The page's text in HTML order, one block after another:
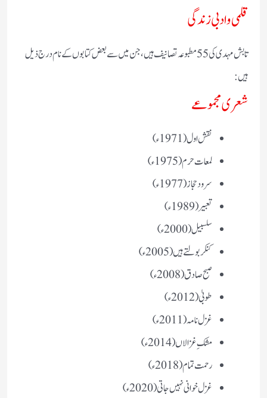
قلمی و ادبی زندگی
تابش مہدی کی 55 مطبوعہ تصانیف ہیں، جن میں سے بعض کتابوں کے نام درج ذیل
ہیں:
شعری مجموعے
نقش اول (1971ء)
لمعات حرم (1975ء)
سرود حجاز (1977ء)
تعبیر (1989ء)
سلسبیل (2000ء)
کنکر بولتے ہیں (2005ء)
صبح صادق (2008ء)
طوبیٰ (2012ء)
غزل نامہ (2011ء)
مشکِ غزالاں (2014ء)
رحمت تمام (2018ء)
غزل خوانی نہیں جاتی (2020ء)